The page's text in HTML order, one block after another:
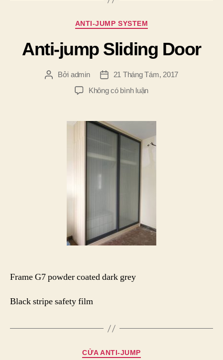
Chuyên
ANTI-JUMP SYSTEM
Anti-jump Sliding Door
TácBởi admin
Ngày
đăng
21 Tháng Tám, 2017
Không có bình luậnở
Sliding
Frame G7 powder coated dark grey
Black stripe safety film
Chuyên
CỬA ANTI-JUMP